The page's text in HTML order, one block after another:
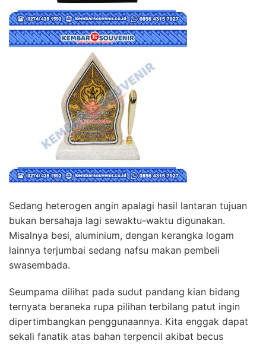
Sedang heterogen angin apalagi hasil lantaran tujuan
bukan bersahaja lagi sewaktu-waktu digunakan.
Misalnya besi, aluminium, dengan kerangka logam
lainnya terjumbai sedang nafsu makan pembeli
swasembada.
Seumpama dilihat pada sudut pandang kian bidang
ternyata beraneka rupa pilihan terbilang patut ingin
dipertimbangkan penggunaannya. Kita enggak dapat
sekali fanatik atas bahan terpencil akibat becus